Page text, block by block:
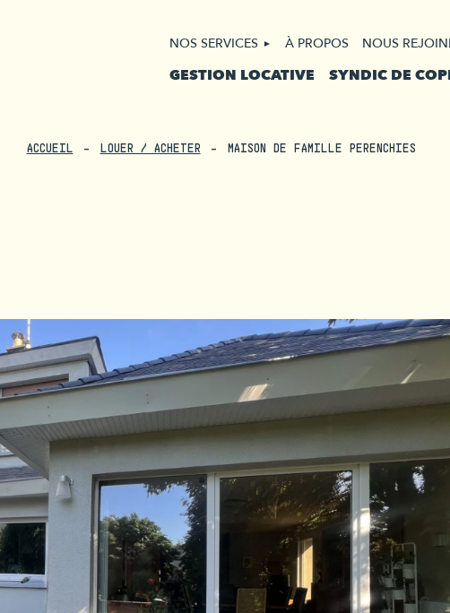
NOS SERVICES À PROPOS NOUS
GESTION LOCATIVE SYNDIC DE
ACCUEIL LOUER / ACHETER MAISON DE FAMILLE PERENCHIES